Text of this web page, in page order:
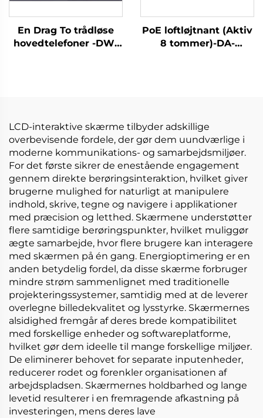
En Drag To trådløse
hovedtelefoner -DW-
PoE loftløjtnant (Aktiv
8 tommer)-DA-
LCD-interaktive skærme tilbyder adskillige
overbevisende fordele, der gør dem uundværlige i
moderne kommunikations- og samarbejdsmiljøer.
For det første sikrer de enestående engagement
gennem direkte berøringsinteraktion, hvilket giver
brugerne mulighed for naturligt at manipulere
indhold, skrive, tegne og navigere i applikationer
med præcision og letthed. Skærmene understøtter
flere samtidige berøringspunkter, hvilket muliggør
ægte samarbejde, hvor flere brugere kan interagere
med skærmen på én gang. Energioptimering er en
anden betydelig fordel, da disse skærme forbruger
mindre strøm sammenlignet med traditionelle
projekteringssystemer, samtidig med at de leverer
overlegne billedekvalitet og lysstyrke. Skærmernes
alsidighed fremgår af deres brede kompatibilitet
med forskellige enheder og softwareplatforme,
hvilket gør dem ideelle til mange forskellige miljøer.
De eliminerer behovet for separate inputenheder,
reducerer rodet og forenkler organisationen af
arbejdspladsen. Skærmernes holdbarhed og lange
levetid resulterer i en fremragende afkastning på
investeringen, mens deres lave